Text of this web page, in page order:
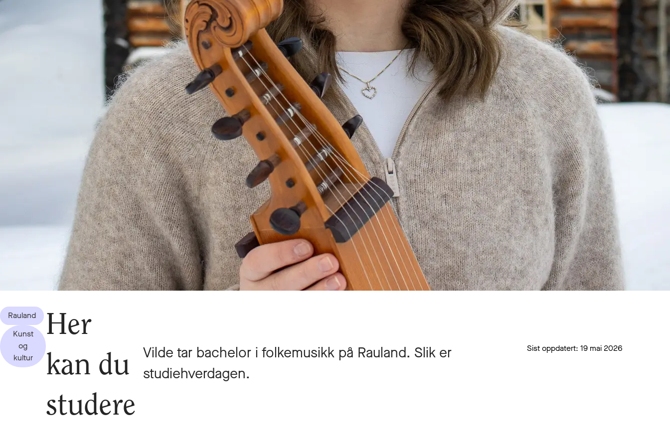
Rauland
Kunst
og
kultur
Her
kan du
studere
Vilde tar bachelor i folkemusikk på Rauland. Slik er
studiehverdagen.
Sist oppdatert: 19 mai 2026